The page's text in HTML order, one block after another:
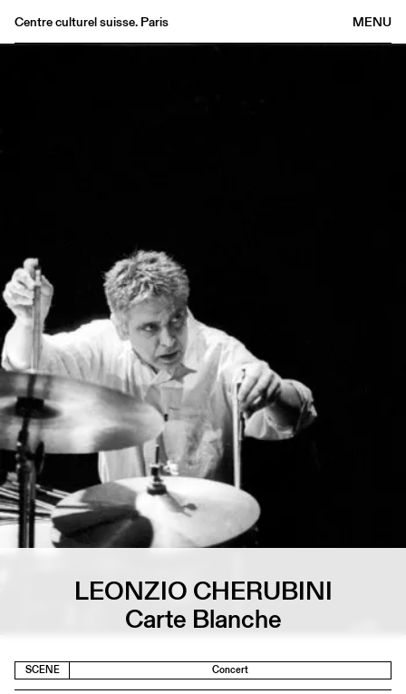
MENU
Centre culturel suisse. Paris
FR/
LEONZIO CHERUBINI
Carte Blanche
SCENE Concert